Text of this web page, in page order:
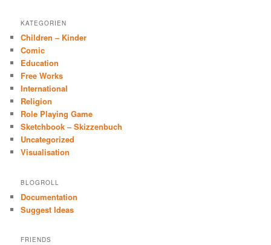
KATEGORIEN
Children – Kinder
Comic
Education
Free Works
International
Religion
Role Playing Game
Sketchbook – Skizzenbuch
Uncategorized
Visualisation
BLOGROLL
Documentation
Suggest Ideas
FRIENDS